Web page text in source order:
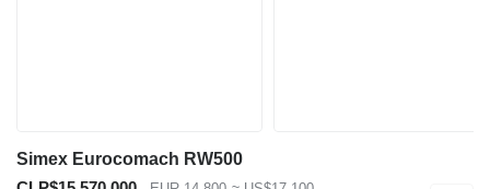
Simex Eurocomach RW500